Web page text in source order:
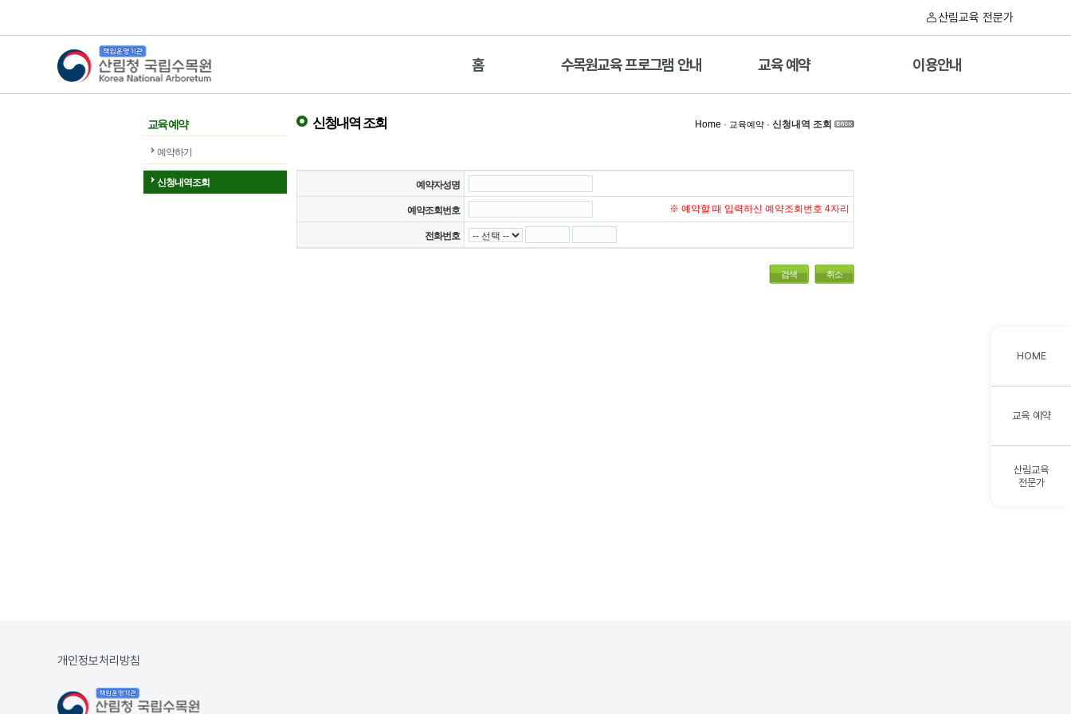
산림교육 전문가
산림청 국립수목원
홈 수목원교육 프로그램 안내 교육 예약 이용안내
교육 예약
예약하기
신청내역조회
Home · 교육예약· 신청내역 조회
신청내역 조회
예약자성명
예약조회번호 ※ 예약할 때 입력하신 예약조회번호 4자리
전화번호
검색 취소
HOME
교육 예약
산림교육
전문가
개인정보처리방침